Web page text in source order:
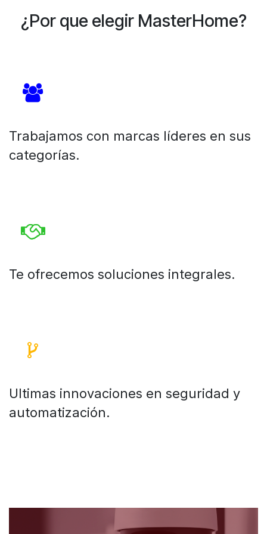
¿Por que elegir MasterHome?
Trabajamos con marcas líderes en sus
categorías.
Te ofrecemos soluciones integrales.
Ultimas innovaciones en seguridad y
automatización.